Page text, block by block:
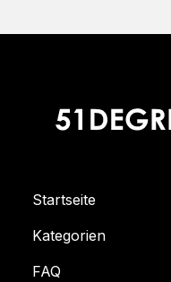
Startseite
Kategorien
FAQ